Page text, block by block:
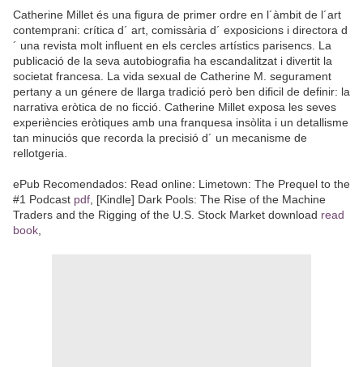
Catherine Millet és una figura de primer ordre en l´àmbit de l´art
contemprani: crítica d´ art, comissària d´ exposicions i directora d
´ una revista molt influent en els cercles artístics parisencs. La
publicació de la seva autobiografia ha escandalitzat i divertit la
societat francesa. La vida sexual de Catherine M. segurament
pertany a un génere de llarga tradició però ben dificil de definir: la
narrativa eròtica de no ficció. Catherine Millet exposa les seves
experiències eròtiques amb una franquesa insòlita i un detallisme
tan minuciós que recorda la precisió d´ un mecanisme de
rellotgeria.
ePub Recomendados: Read online: Limetown: The Prequel to the
#1 Podcast pdf, [Kindle] Dark Pools: The Rise of the Machine
Traders and the Rigging of the U.S. Stock Market download read
book,